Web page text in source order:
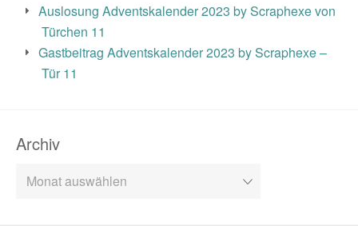
Auslosung Adventskalender 2023 by Scraphexe von
Türchen 11
Gastbeitrag Adventskalender 2023 by Scraphexe –
Tür 11
Archiv
Archiv